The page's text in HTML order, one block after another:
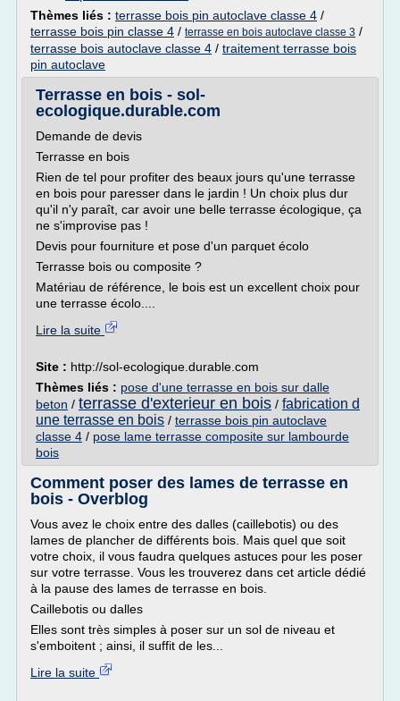
Thèmes liés : terrasse bois pin autoclave classe 4 /
terrasse bois pin classe 4 / terrasse en bois autoclave classe 3 /
terrasse bois autoclave classe 4 / traitement terrasse bois
pin autoclave
Terrasse en bois - sol-
ecologique.durable.com
Demande de devis
Terrasse en bois
Rien de tel pour profiter des beaux jours qu'une terrasse
en bois pour paresser dans le jardin ! Un choix plus dur
qu'il n'y paraît, car avoir une belle terrasse écologique, ça
ne s'improvise pas !
Devis pour fourniture et pose d'un parquet écolo
Terrasse bois ou composite ?
Matériau de référence, le bois est un excellent choix pour
une terrasse écolo....
Lire la suite
Site : http://sol-ecologique.durable.com
Thèmes liés : pose d'une terrasse en bois sur dalle
beton / terrasse d'exterieur en bois / fabrication d
une terrasse en bois / terrasse bois pin autoclave
classe 4 / pose lame terrasse composite sur lambourde
bois
Comment poser des lames de terrasse en
bois - Overblog
Vous avez le choix entre des dalles (caillebotis) ou des
lames de plancher de différents bois. Mais quel que soit
votre choix, il vous faudra quelques astuces pour les poser
sur votre terrasse. Vous les trouverez dans cet article dédié
à la pause des lames de terrasse en bois.
Caillebotis ou dalles
Elles sont très simples à poser sur un sol de niveau et
s'emboitent ; ainsi, il suffit de les...
Lire la suite